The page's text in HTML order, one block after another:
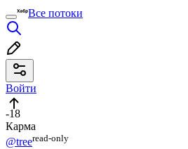
Все потоки
Войти
-18
Карма
@treeread⁠-⁠only